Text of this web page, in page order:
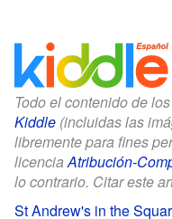
Todo el contenido de
Kiddle (incluidas las
libremente para fines
licenciaAtribución-
lo contrario. Citar este
St Andrew's in the